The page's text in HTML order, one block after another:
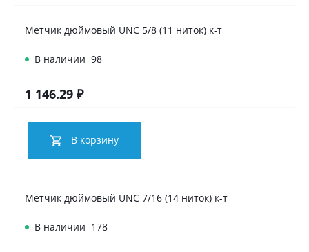
Метчик дюймовый UNC 5/8 (11 ниток) к-т
В наличии 98
1 146.29 ₽
В корзину
Метчик дюймовый UNC 7/16 (14 ниток) к-т
В наличии 178